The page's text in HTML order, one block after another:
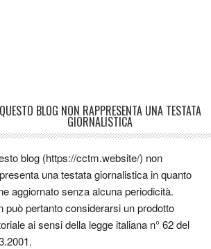
QUESTO BLOG NON RAPPRESENTA UNA TESTATA
GIORNALISTICA
blog (https://cctm.website/) non
una testata giornalistica in quanto
aggiornato senza alcuna periodicità.
può pertanto considerarsi un prodotto
ai sensi della legge italiana n° 62 del